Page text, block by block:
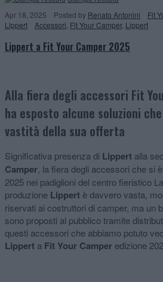
Apr 18, 2025
Posted by Renato Antonini Fit
Lippert
Accessori Fit Your Camper, Lippert
Lippert a Fit Your Camper 2025
Alla fiera degli accessori Fit
ha esposto alcune soluzioni
vastità della sua offerta
Significativa presenza di Lippert alla
Camper, la fiera degli accessori che si
2025 nei padiglioni del centro fieristico
produzione Lippert è davvero vasta,
riservati ai costruttori di camper, ma un
sono proposti al pubblico tramite
questi accessori che abbiamo potuto
Lippert a Fit Your Camper edizione